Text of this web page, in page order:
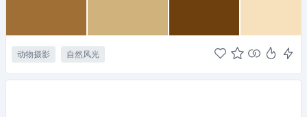
动物摄影 自然风光